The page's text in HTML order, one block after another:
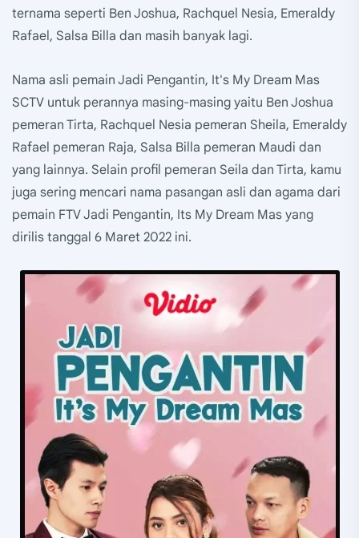
ternama seperti Ben Joshua, Rachquel Nesia, Emeraldy
Rafael, Salsa Billa dan masih banyak lagi.
Nama asli pemain Jadi Pengantin, It's My Dream Mas
SCTV untuk perannya masing-masing yaitu Ben Joshua
pemeran Tirta, Rachquel Nesia pemeran Sheila, Emeraldy
Rafael pemeran Raja, Salsa Billa pemeran Maudi dan
yang lainnya. Selain profil pemeran Seila dan Tirta, kamu
juga sering mencari nama pasangan asli dan agama dari
pemain FTV Jadi Pengantin, Its My Dream Mas yang
dirilis tanggal 6 Maret 2022 ini.